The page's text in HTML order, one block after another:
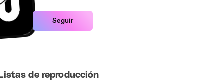
Seguir
Listas de reproducción